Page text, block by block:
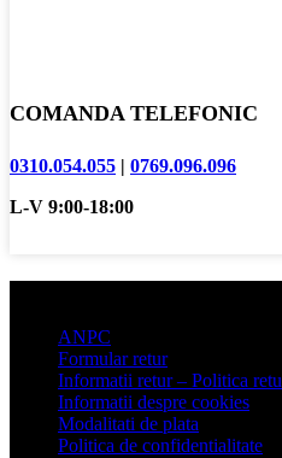
COMANDA TELEFONIC
0310.054.055 | 0769.096.096
L-V 9:00-18:00
ANPC
Formular retur
Informatii retur – Politica
Informatii despre cookies
Modalitati de plata
Politica de confidentialitate